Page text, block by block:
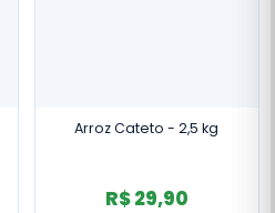
Arroz Cateto - 2,5 kg
R$ 29,90